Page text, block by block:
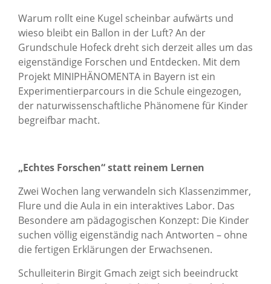
Warum rollt eine Kugel scheinbar aufwärts und
wieso bleibt ein Ballon in der Luft? An der
Grundschule Hofeck dreht sich derzeit alles um das
eigenständige Forschen und Entdecken. Mit dem
Projekt MINIPHÄNOMENTA in Bayern ist ein
Experimentierparcours in die Schule eingezogen,
der naturwissenschaftliche Phänomene für Kinder
begreifbar macht.
„Echtes Forschen“ statt reinem Lernen
Zwei Wochen lang verwandeln sich Klassenzimmer,
Flure und die Aula in ein interaktives Labor. Das
Besondere am pädagogischen Konzept: Die Kinder
suchen völlig eigenständig nach Antworten – ohne
die fertigen Erklärungen der Erwachsenen.
Schulleiterin Birgit Gmach zeigt sich beeindruckt